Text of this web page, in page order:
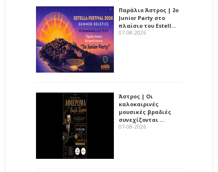
Παράλιο Άστρος | 2ο
Junior Party στο
πλαίσιο του Estell…
07-08-2026
Άστρος | Οι
καλοκαιρινές
μουσικές βραδιές
συνεχίζονται …
07-08-2026